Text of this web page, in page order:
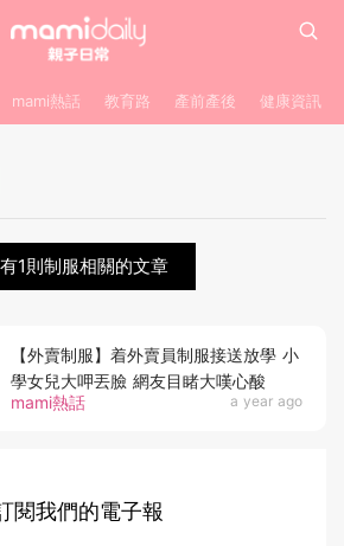
mami熱話 教育路 產前產後 健康資訊
1則制服相關的文章
mami熱話 a year ago
【外賣制服】着外賣員制服接送放學 小
學女兒大呷丟臉 網友目睹大嘆心酸
閱我們的電子報